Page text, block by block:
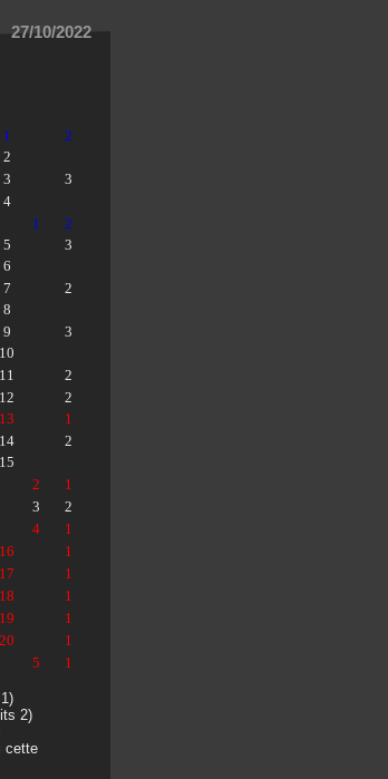
27/10/2022
1
2
2
3
3
4
1
2
5
3
6
7
2
8
9
3
10
11
2
12
2
13
1
14
2
15
2
1
3
2
4
1
16
1
17
1
18
1
19
1
20
1
5 1
2)
cette